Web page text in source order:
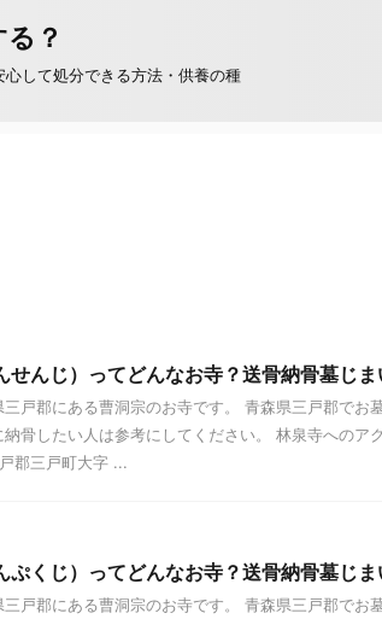
？
して処分できる方法・供養の種
せんじ）ってどんなお寺？送骨納骨墓じま
戸郡にある曹洞宗のお寺です。 青森県三戸郡でお
納骨したい人は参考にしてください。 林泉寺へのア
郡三戸町大字 ...
ぷくじ）ってどんなお寺？送骨納骨墓じま
戸郡にある曹洞宗のお寺です。 青森県三戸郡でお